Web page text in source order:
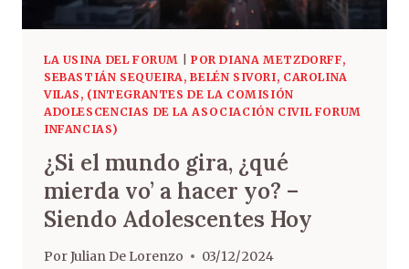
LA USINA DEL FORUM
POR DIANA METZDORFF,
SEBASTIÁN SEQUEIRA, BELÉN SIVORI, CAROLINA
VILAS, (INTEGRANTES DE LA COMISIÓN
ADOLESCENCIAS DE LA ASOCIACIÓN CIVIL FORUM
INFANCIAS)
¿Si el mundo gira, ¿qué
mierda vo’ a hacer yo? –
Siendo Adolescentes Hoy
PorJulian De Lorenzo 03/12/2024